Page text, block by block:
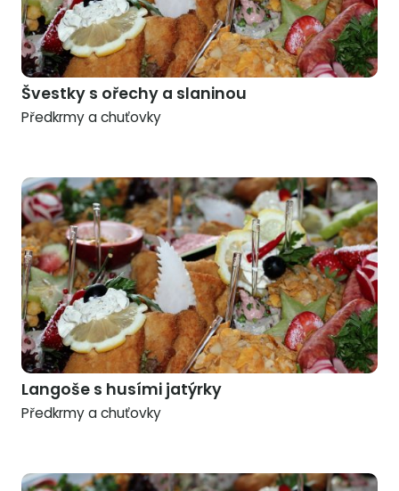
Švestky s ořechy a slaninou
Předkrmy a chuťovky
Langoše s husími jatýrky
Předkrmy a chuťovky